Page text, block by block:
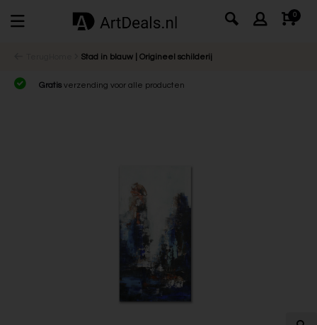
0
Stad in blauw | Origineel schilderij
Gratis verzending voor alle producten